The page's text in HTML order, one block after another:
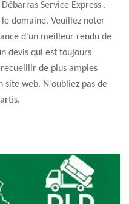
Service Express .
domaine. Veuillez noter
d'un meilleur rendu de
devis qui est toujours
de plus amples
web. N'oubliez pas de